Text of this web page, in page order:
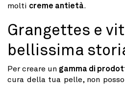
molti creme antietà.
Grangettes e
bellissima
Per creare un gamma di
cura della tua pelle, non